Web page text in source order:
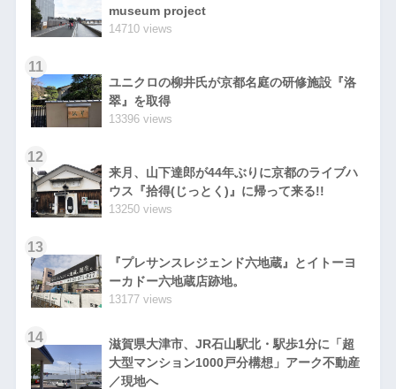
museum project
14710 views
11
ユニクロの柳井氏が京都名庭の研修施設『洛
翠』を取得
13396 views
12
来月、山下達郎が44年ぶりに京都のライブハ
ウス『拾得(じっとく)』に帰って来る!!
13250 views
13
『プレサンスレジェンド六地蔵』とイトーヨ
ーカドー六地蔵店跡地。
13177 views
14
滋賀県大津市、JR石山駅北・駅歩1分に「超
大型マンション1000戸分構想」アーク不動産
／現地へ